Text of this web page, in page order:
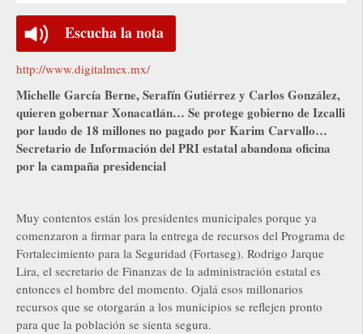
Escucha la nota
http://www.digitalmex.mx/
Michelle García Berne, Serafín Gutiérrez y Carlos González,
quieren gobernar Xonacatlán… Se protege gobierno de Izcalli
por laudo de 18 millones no pagado por Karim Carvallo…
Secretario de Información del PRI estatal abandona oficina
por la campaña presidencial
Muy contentos están los presidentes municipales porque ya
comenzaron a firmar para la entrega de recursos del Programa de
Fortalecimiento para la Seguridad (Fortaseg). Rodrigo Jarque
Lira, el secretario de Finanzas de la administración estatal es
entonces el hombre del momento. Ojalá esos millonarios
recursos que se otorgarán a los municipios se reflejen pronto
para que la población se sienta segura.